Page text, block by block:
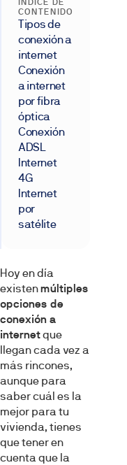
Hoy en día
existenmúltiples
opciones de
conexión a
internetque
llegan cada vez a
más rincones,
aunque para
saber cuál es la
mejor para tu
vivienda, tienes
que tener en
cuenta que la
CONTENIDO
Tipos de
conexión a
internet
Conexión
a internet
por fibra
óptica
Conexión
ADSL
Internet
4G
Internet
por
satélite